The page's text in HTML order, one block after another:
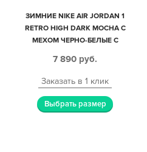
ЗИМНИЕ NIKE AIR JORDAN 1
RETRO HIGH DARK MOCHA С
МЕХОМ ЧЕРНО-БЕЛЫЕ С
ЖЕНСКИЕ (35-40)
7 890 руб.
Заказать в 1 клик
Выбрать размер